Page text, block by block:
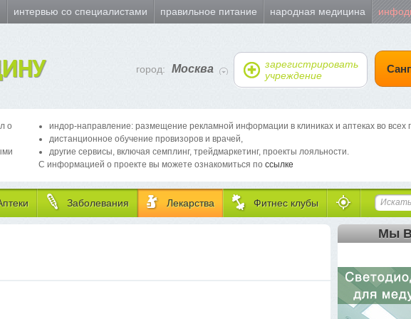
интервью со специалистами правильное питание народная медицина
город: Москва
зарегистрировать
учреждение
о
индор-направление: размещение рекламной информации в клиниках и аптеках во всех
дистанционное обучение провизоров и врачей,
другие сервисы, включая семплинг, трейдмаркетинг, проекты лояльности.
С информацией о проекте вы можете ознакомиться по ссылке
Заболевания Лекарства Фитнес клубы
Мы